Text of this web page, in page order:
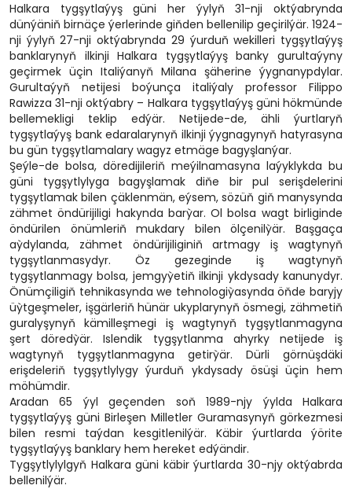
Halkara tygşytlaýyş güni her ýylyň 31-nji oktýabrynda
dünýäniň birnäçe ýerlerinde giňden bellenilip geçirilýär. 1924-
nji ýylyň 27-nji oktýabrynda 29 ýurduň wekilleri tygşytlaýyş
banklarynyň ilkinji Halkara tygşytlaýyş banky gurultaýyny
geçirmek üçin Italiýanyň Milana şäherine ýygnanypdylar.
Gurultaýyň netijesi boýunça italiýaly professor Filippo
Rawizza 31-nji oktýabry – Halkara tygşytlaýyş güni hökmünde
bellemekligi teklip edýär. Netijede-de, ähli ýurtlaryň
tygşytlaýyş bank edaralarynyň ilkinji ýygnagynyň hatyrasyna
bu gün tygşytlamalary wagyz etmäge bagyşlanýar.
Şeýle-de bolsa, döredijileriň meýilnamasyna laýyklykda bu
güni tygşytlylyga bagyşlamak diňe bir pul serişdelerini
tygşytlamak bilen çäklenmän, eýsem, sözüň giň manysynda
zähmet öndürijiligi hakynda barỳar. Ol bolsa wagt birliginde
öndürilen önümleriň mukdary bilen ölçenilỳär. Başgaça
aỳdylanda, zähmet öndürijiliginiň artmagy iş wagtynyň
tygşytlanmasydyr. Öz gezeginde iş wagtynyň
tygşytlanmagy bolsa, jemgyỳetiň ilkinji ykdysady kanunydyr.
Önümçiligiň tehnikasynda we tehnologiỳasynda öňde baryjy
üỳtgeşmeler, işgärleriň hünär ukyplarynyň ösmegi, zähmetiň
guralyşynyň kämilleşmegi iş wagtynyň tygşytlanmagyna
şert döredỳär. Islendik tygşytlanma ahyrky netijede iş
wagtynyň tygşytlanmagyna getirỳär. Dürli görnüşdäki
erişdeleriň tygşytlylygy ýurduň ykdysady ösüşi üçin hem
möhümdir.
Aradan 65 ýyl geçenden soň 1989-njy ýylda Halkara
tygşytlaýyş güni Birleşen Milletler Guramasynyň görkezmesi
bilen resmi taýdan kesgitlenilýär. Käbir ýurtlarda ýörite
tygşytlaýyş banklary hem hereket edýändir.
Tygşytlylylgyň Halkara güni käbir ýurtlarda 30-njy oktýabrda
bellenilýär.